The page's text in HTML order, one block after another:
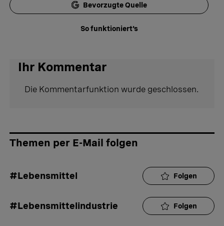
Bevorzugte Quelle
So funktioniert's
Ihr Kommentar
Die Kommentarfunktion wurde geschlossen.
Themen per E-Mail folgen
#Lebensmittel Folgen
#Lebensmittelindustrie Folgen